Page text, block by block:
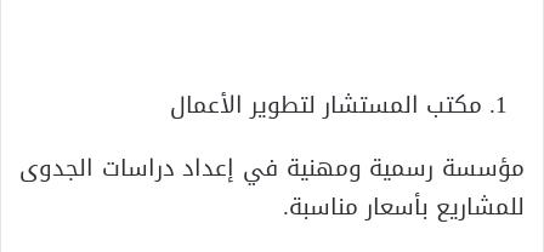
مكتب المستشار لتطوير الأعمال
مؤسسة رسمية ومهنية في إعداد دراسات الجدوى
للمشاريع بأسعار مناسبة.